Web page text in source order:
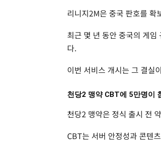
리니지2M은 중국 판호를 확
최근 몇 년 동안 중국의 게
다.
이번 서비스 개시는 그 결실
천당2 맹약 CBT에 5만명이
천당2 맹약은 정식 출시 전
CBT는 서버 안정성과 콘텐